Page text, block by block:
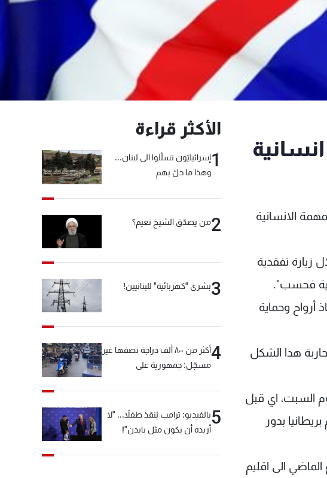
الانسانية
زيارة تفقدية
فحسب".
أرواح وحماية
هذا الشكل
السبت، اي قبل
بدور
الى اقليم
الأكثر قراءة
1إسرائيليّون تسلّلوا الى لبنان...
وهذا ما حلّ بهم
2من يصدّق الشيخ نعيم؟
3بشرى "كهربائية" للبنانيين!
4
أكثر من ٨٠٠ ألف دراجة نصفها غير
مسجّل: جمهورية على
5بالفيديو: ترامب يُنقذ طفلاً... "لا
أريده أن يكون مثل بايدن"!